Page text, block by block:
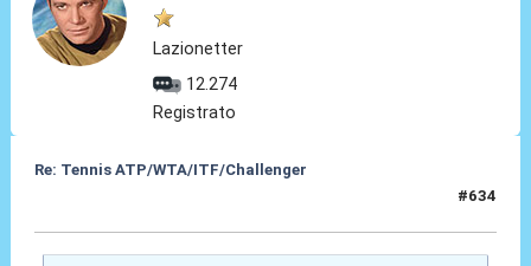
Lazionetter
12.274
Registrato
Re: Tennis ATP/WTA/ITF/Challenger
#634